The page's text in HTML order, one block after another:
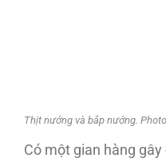
Thịt nướng và bắp nướng.
Có một gian hàng